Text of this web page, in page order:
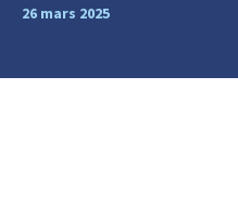
26 mars 2025